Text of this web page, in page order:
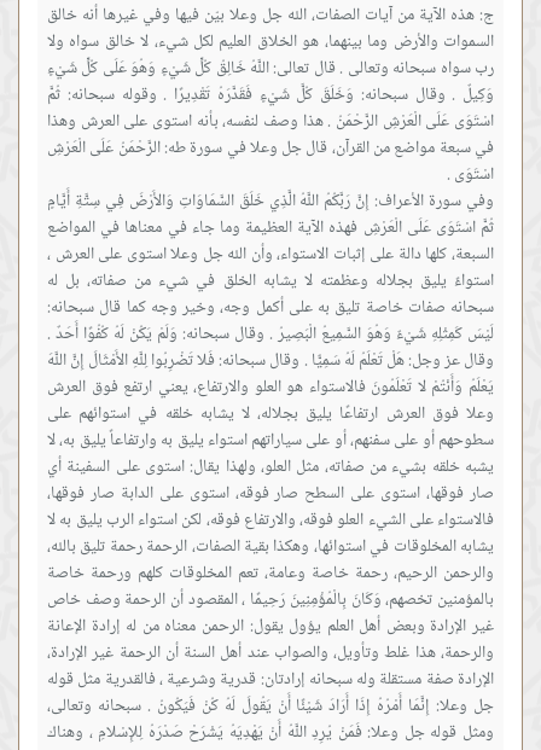
ج: هذه الآية من آيات الصفات، الله جل وعلا بيّن فيها وفي غيرها أنه خالق
السموات والأرض وما بينهما، هو الخلاق العليم لكل شيء، لا خالق سواه ولا
رب سواه سبحانه وتعالى . قال تعالى: اللَّهُ خَالِقُ كُلِّ شَيْءٍ وَهُوَ عَلَى كُلِّ شَيْءٍ
وَكِيلٌ . وقال سبحانه: وَخَلَقَ كُلَّ شَيْءٍ فَقَدَّرَهُ تَقْدِيرًا . وقوله سبحانه: ثُمَّ
اسْتَوَى عَلَى الْعَرْشِ الرَّحْمَنُ . هذا وصف لنفسه، بأنه استوى على العرش وهذا
في سبعة مواضع من القرآن، قال جل وعلا في سورة طه: الرَّحْمَنُ عَلَى الْعَرْشِ
وفي سورة الأعراف: إِنَّ رَبَّكُمُ اللَّهُ الَّذِي خَلَقَ السَّمَاوَاتِ وَالأَرْضَ فِي سِتَّةِ أَيَّامٍ
ثُمَّ اسْتَوَى عَلَى الْعَرْشِ فهذه الآية العظيمة وما جاء في معناها في المواضع
السبعة، كلها دالة على إثبات الاستواء، وأن الله جل وعلا استوى على العرش ،
استواءً يليق بجلاله وعظمته لا يشابه الخلق في شيء من صفاته، بل له
سبحانه صفات خاصة تليق به على أكمل وجه، وخير وجه كما قال سبحانه:
لَيْسَ كَمِثْلِهِ شَيْءٌ وَهُوَ السَّمِيعُ الْبَصِيرُ . وقال سبحانه: وَلَمْ يَكُنْ لَهُ كُفُوًا أَحَدٌ .
وقال عز وجل: هَلْ تَعْلَمُ لَهُ سَمِيًّا . وقال سبحانه: فَلا تَضْرِبُوا لِلَّهِ الأَمْثَالَ إِنَّ اللَّهَ
يَعْلَمُ وَأَنْتُمْ لا تَعْلَمُونَ فالاستواء هو العلو والارتفاع، يعني ارتفع فوق العرش
وعلا فوق العرش ارتفاعًا يليق بجلاله، لا يشابه خلقه في استوائهم على
سطوحهم أو على سفنهم، أو على سياراتهم استواء يليق به وارتفاعاً يليق به، لا
يشبه خلقه بشيء من صفاته، مثل العلو، ولهذا يقال: استوى على السفينة أي
صار فوقها، استوى على السطح صار فوقه، استوى على الدابة صار فوقها،
فالاستواء على الشيء العلو فوقه، والارتفاع فوقه، لكن استواء الرب يليق به لا
يشابه المخلوقات في استوائها، وهكذا بقية الصفات، الرحمة رحمة تليق بالله،
والرحمن الرحيم، رحمة خاصة وعامة، تعم المخلوقات كلهم ورحمة خاصة
بالمؤمنين تخصهم، وَكَانَ بِالْمُؤْمِنِينَ رَحِيمًا ، المقصود أن الرحمة وصف خاص
غير الإرادة وبعض أهل العلم يؤول يقول: الرحمن معناه من له إرادة الإعانة
والرحمة، هذا غلط وتأويل، والصواب عند أهل السنة أن الرحمة غير الإرادة،
الإرادة صفة مستقلة وله سبحانه إرادتان: قدرية وشرعية ، فالقدرية مثل قوله
جل وعلا: إِنَّمَا أَمْرُهُ إِذَا أَرَادَ شَيْئًا أَنْ يَقُولَ لَهُ كُنْ فَيَكُونُ . سبحانه وتعالى،
ومثل قوله جل وعلا: فَمَنْ يُرِدِ اللَّهُ أَنْ يَهْدِيَهُ يَشْرَحْ صَدْرَهُ لِلإِسْلامِ ، وهناك